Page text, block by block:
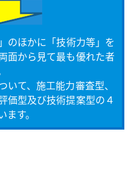
のほかに「技術力等」を
面から見て最も優れた者
て、施工能力審査型、
価型及び技術提案型の４
す。